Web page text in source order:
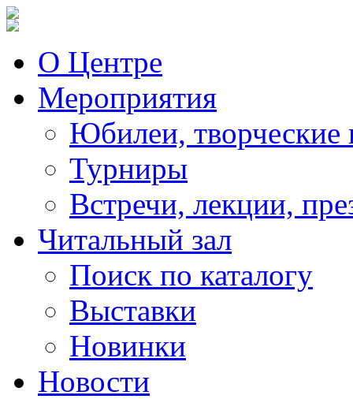
О Центре
Мероприятия
Юбилеи, творческие
Турниры
Встречи, лекции,
Читальный зал
Поиск по каталогу
Выставки
Новинки
Новости